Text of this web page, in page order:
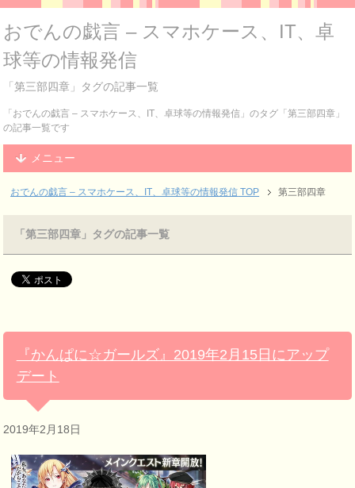
おでんの戯言 – スマホケース、IT、卓
球等の情報発信
「第三部四章」タグの記事一覧
「おでんの戯言 – スマホケース、IT、卓球等の情報発信」のタグ「第三部四章」
の記事一覧です
メニュー
おでんの戯言 – スマホケース、IT、卓球等の情報発信 TOP 第三部四章
「第三部四章」タグの記事一覧
『かんぱに☆ガールズ』2019年2月15日にアップ
デート
2019年2月18日